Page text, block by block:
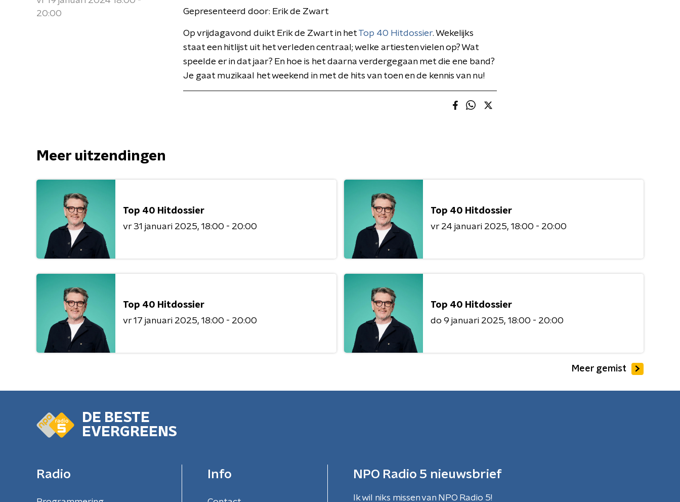
20:00
Gepresenteerd door: Erik de Zwart
Op vrijdagavond duikt Erik de Zwart in het Top 40 Hitdossier. Wekelijks
staat een hitlijst uit het verleden centraal; welke artiesten vielen op? Wat
speelde er in dat jaar? En hoe is het daarna verdergegaan met die ene band?
Je gaat muzikaal het weekend in met de hits van toen en de kennis van nu!
Meer uitzendingen
Top 40 Hitdossier
vr 31 januari 2025 18:00 - 20:00
Top 40 Hitdossier
vr 24 januari 2025 18:00 - 20:00
Top 40 Hitdossier
vr 17 januari 2025 18:00 - 20:00
Top 40 Hitdossier
do 9 januari 2025 18:00 - 20:00
Meer gemist
DE BESTE
EVERGREENS
Radio Info NPO Radio 5 nieuwsbrief
Ik wil niks missen van NPO Radio 5!